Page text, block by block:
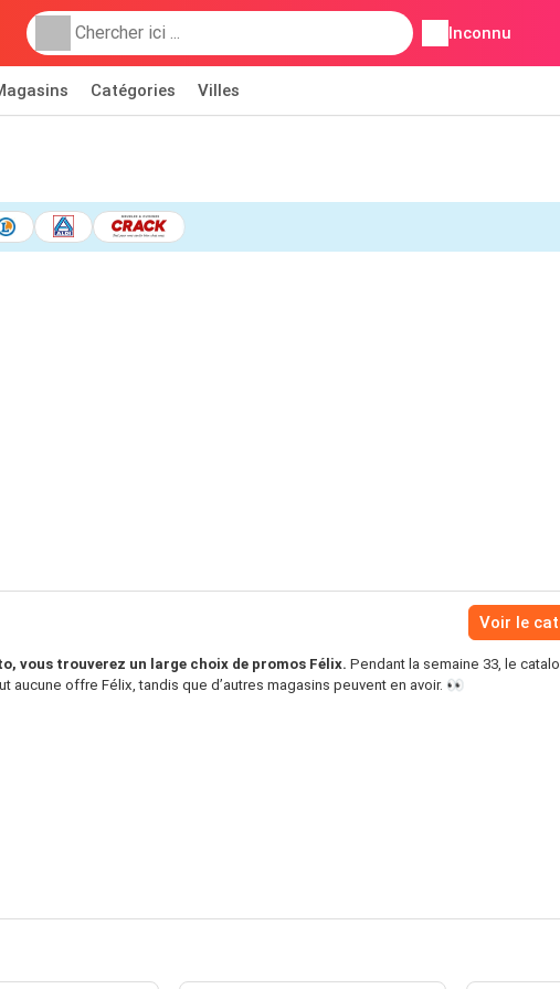
Inconnu
Catégories Villes
Voir le
vous trouverez un large choix de promos Félix. Pendant la semaine 33, le
aucune offre Félix, tandis que d’autres magasins peuvent en avoir. 👀